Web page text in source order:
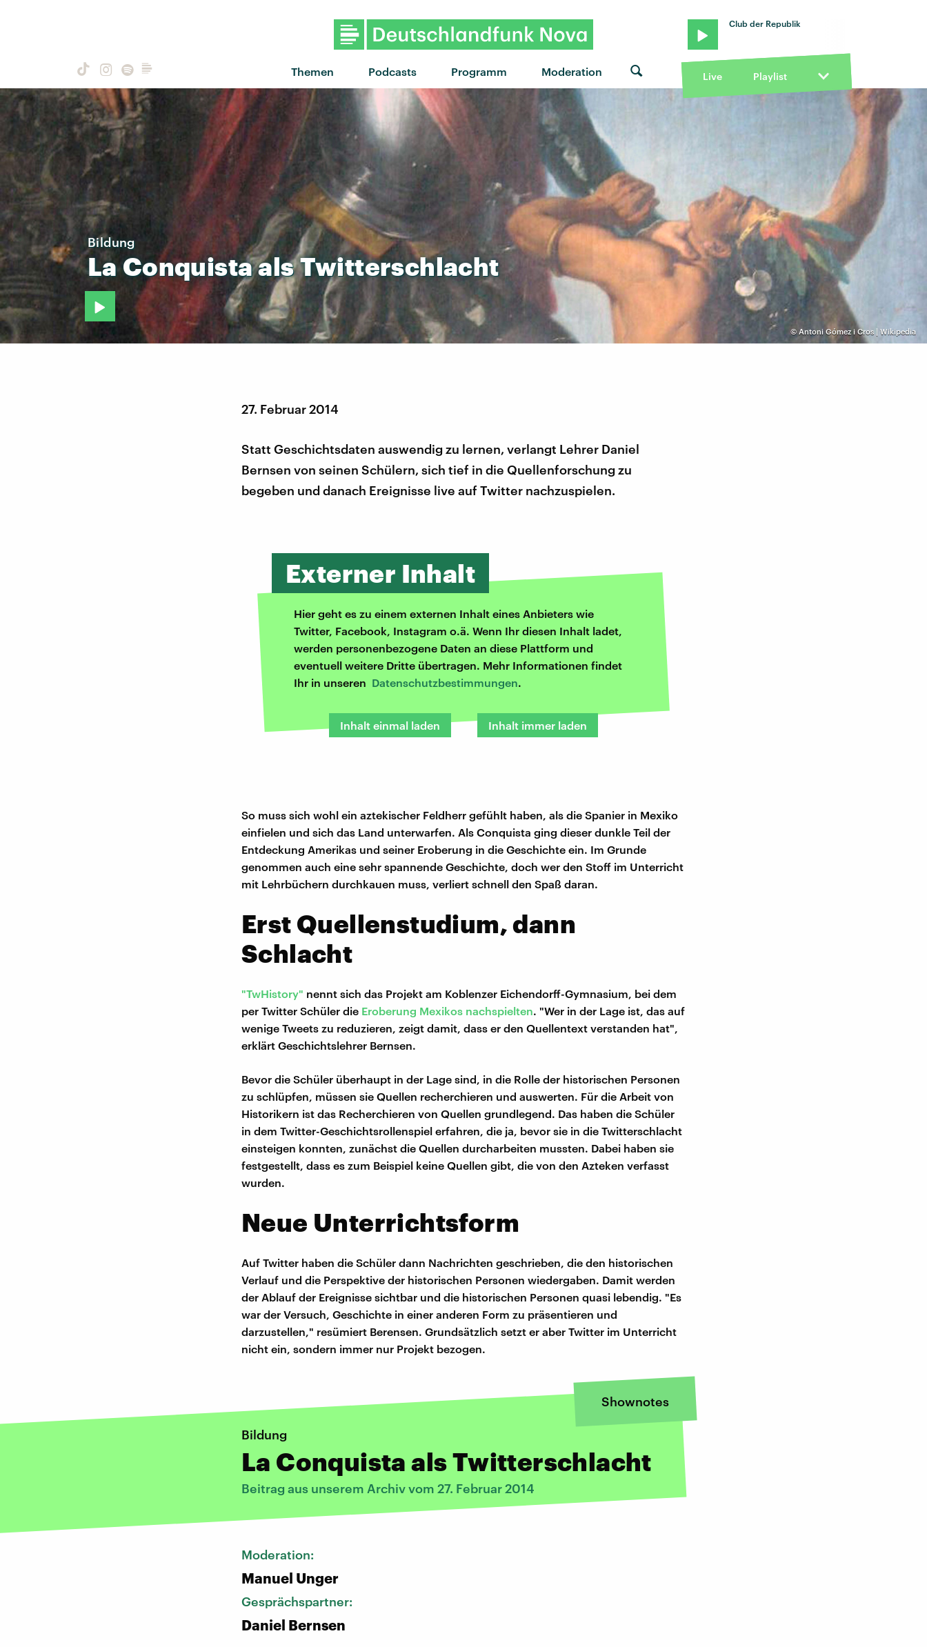
Themen Podcasts Programm Moderation
Club der Republik
Live Playlist
© Antoni Gómez i Cros | Wikipedia
Bildung
La ConquistaalsTwitterschlacht
27. Februar 2014
Statt Geschichtsdaten auswendig zu lernen, verlangt Lehrer Daniel
Bernsen von seinen Schülern, sich tief in die Quellenforschung zu
begeben und danach Ereignisse live auf Twitter nachzuspielen.
Externer Inhalt
Hier geht es zu einem externen Inhalt eines Anbieters wie
Twitter, Facebook, Instagram o.ä. Wenn Ihr diesen Inhalt ladet,
werden personenbezogene Daten an diese Plattform und
eventuell weitere Dritte übertragen. Mehr Informationen findet
Ihr in unseren Datenschutzbestimmungen.
Inhalt einmal laden Inhalt immer laden
So muss sich wohl ein aztekischer Feldherr gefühlt haben, als die Spanier in Mexiko
einfielen und sich das Land unterwarfen. Als Conquista ging dieser dunkle Teil der
Entdeckung Amerikas und seiner Eroberung in die Geschichte ein. Im Grunde
genommen auch eine sehr spannende Geschichte, doch wer den Stoff im Unterricht
mit Lehrbüchern durchkauen muss, verliert schnell den Spaß daran.
Erst Quellenstudium, dann
Schlacht
"TwHistory" nennt sich das Projekt am Koblenzer Eichendorff-Gymnasium, bei dem
per Twitter Schüler die Eroberung Mexikos nachspielten. "Wer in der Lage ist, das auf
wenige Tweets zu reduzieren, zeigt damit, dass er den Quellentext verstanden hat",
erklärt Geschichtslehrer Bernsen.
Bevor die Schüler überhaupt in der Lage sind, in die Rolle der historischen Personen
zu schlüpfen, müssen sie Quellen recherchieren und auswerten. Für die Arbeit von
Historikern ist das Recherchieren von Quellen grundlegend. Das haben die Schüler
in dem Twitter-Geschichtsrollenspiel erfahren, die ja, bevor sie in die Twitterschlacht
einsteigen konnten, zunächst die Quellen durcharbeiten mussten. Dabei haben sie
festgestellt, dass es zum Beispiel keine Quellen gibt, die von den Azteken verfasst
wurden.
Neue Unterrichtsform
Auf Twitter haben die Schüler dann Nachrichten geschrieben, die den historischen
Verlauf und die Perspektive der historischen Personen wiedergaben. Damit werden
der Ablauf der Ereignisse sichtbar und die historischen Personen quasi lebendig. "Es
war der Versuch, Geschichte in einer anderen Form zu präsentieren und
darzustellen," resümiert Berensen. Grundsätzlich setzt er aber Twitter im Unterricht
nicht ein, sondern immer nur Projekt bezogen.
Shownotes
Bildung
La Conquista als Twitterschlacht
Beitrag aus unserem Archiv vom 27. Februar 2014
Moderation:
Manuel Unger
Gesprächspartner:
Daniel Bernsen